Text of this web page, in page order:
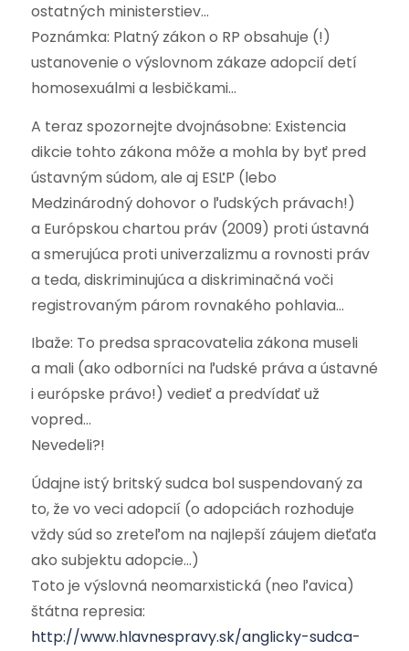
ostatných ministerstiev…
Poznámka: Platný zákon o RP obsahuje (!)
ustanovenie o výslovnom zákaze adopcií detí
homosexuálmi a lesbičkami…
A teraz spozornejte dvojnásobne: Existencia
dikcie tohto zákona môže a mohla by byť pred
ústavným súdom, ale aj ESĽP (lebo
Medzinárodný dohovor o ľudských právach!)
a Európskou chartou práv (2009) proti ústavná
a smerujúca proti univerzalizmu a rovnosti práv
a teda, diskriminujúca a diskriminačná voči
registrovaným párom rovnakého pohlavia…
Ibaže: To predsa spracovatelia zákona museli
a mali (ako odborníci na ľudské práva a ústavné
i európske právo!) vedieť a predvídať už
vopred…
Nevedeli?!
Údajne istý britský sudca bol suspendovaný za
to, že vo veci adopcií (o adopciách rozhoduje
vždy súd so zreteľom na najlepší záujem dieťaťa
ako subjektu adopcie…)
Toto je výslovná neomarxistická (neo ľavica)
štátna represia:
http://www.hlavnespravy.sk/anglicky-sudca-